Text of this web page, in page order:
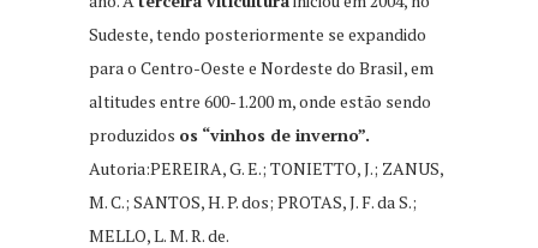
Sudeste, tendo posteriormente se expandido
para o Centro-Oeste e Nordeste do Brasil, em
altitudes entre 600-1.200 m, onde estão sendo
produzidos os “vinhos de inverno”.
Autoria:PEREIRA, G. E.; TONIETTO, J.; ZANUS,
M. C.; SANTOS, H. P. dos; PROTAS, J. F. da S.;
MELLO, L. M. R. de.